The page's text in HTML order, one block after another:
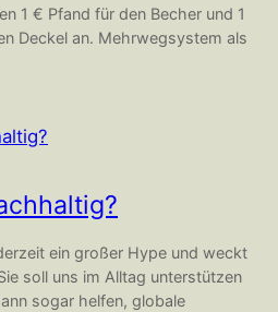
1 € Pfand für den Becher und 1
Deckel an. Mehrwegsystem als
ein großer Hype und weckt
soll uns im Alltag unterstützen
sogar helfen, globale